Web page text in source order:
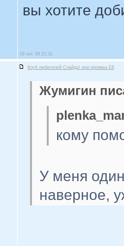
вы хотите
29 окт, 09 21:31
Клуб любителей Слайда! или проявка E6
Жумигин
кому
У меня
наверное,